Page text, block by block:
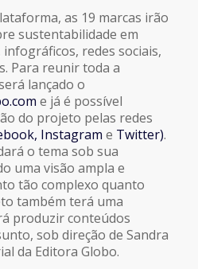
as 19 marcas irão
sustentabilidade em
redes sociais,
Para reunir toda a
lançado o
e já é possível
do projeto pelas redes
Instagram e Twitter).
o tema sob sua
uma visão ampla e
tão complexo quanto
também terá uma
produzir conteúdos
sob direção de Sandra
da Editora Globo.